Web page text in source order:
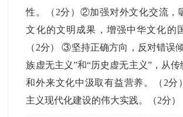
性。（2分）②加强对外文化交流，
文化的文明成果，增强中华文化的
（2分） ③坚持正确方向，反对错误
族虚无主义”和“历史虚无主义”，从
和外来文化中汲取有益营养。（2
主义现代化建设的伟大实践。（2分）